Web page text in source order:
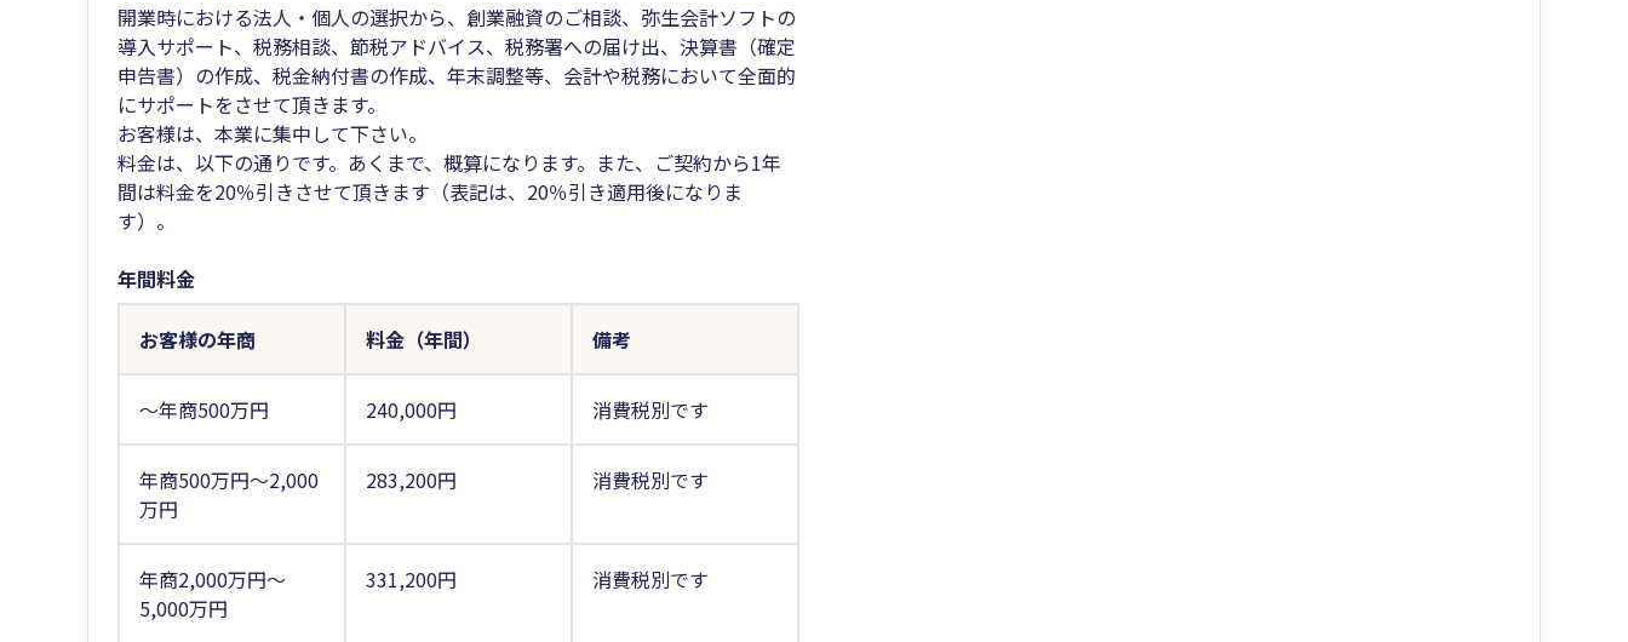
開業時における法人・個人の選択から、創業融資のご相談、弥生会計ソフトの
導入サポート、税務相談、節税アドバイス、税務署への届け出、決算書（確定
申告書）の作成、税金納付書の作成、年末調整等、会計や税務において全面的
にサポートをさせて頂きます。
お客様は、本業に集中して下さい。
料金は、以下の通りです。あくまで、概算になります。また、ご契約から1年
間は料金を20％引きさせて頂きます（表記は、20％引き適用後になりま
す）。
年間料金
お客様の年商 料金（年間） 備考
～年商500万円 240,000円 消費税別です
年商500万円～2,000
万円
283,200円 消費税別です
年商2,000万円～
5,000万円
331,200円 消費税別です